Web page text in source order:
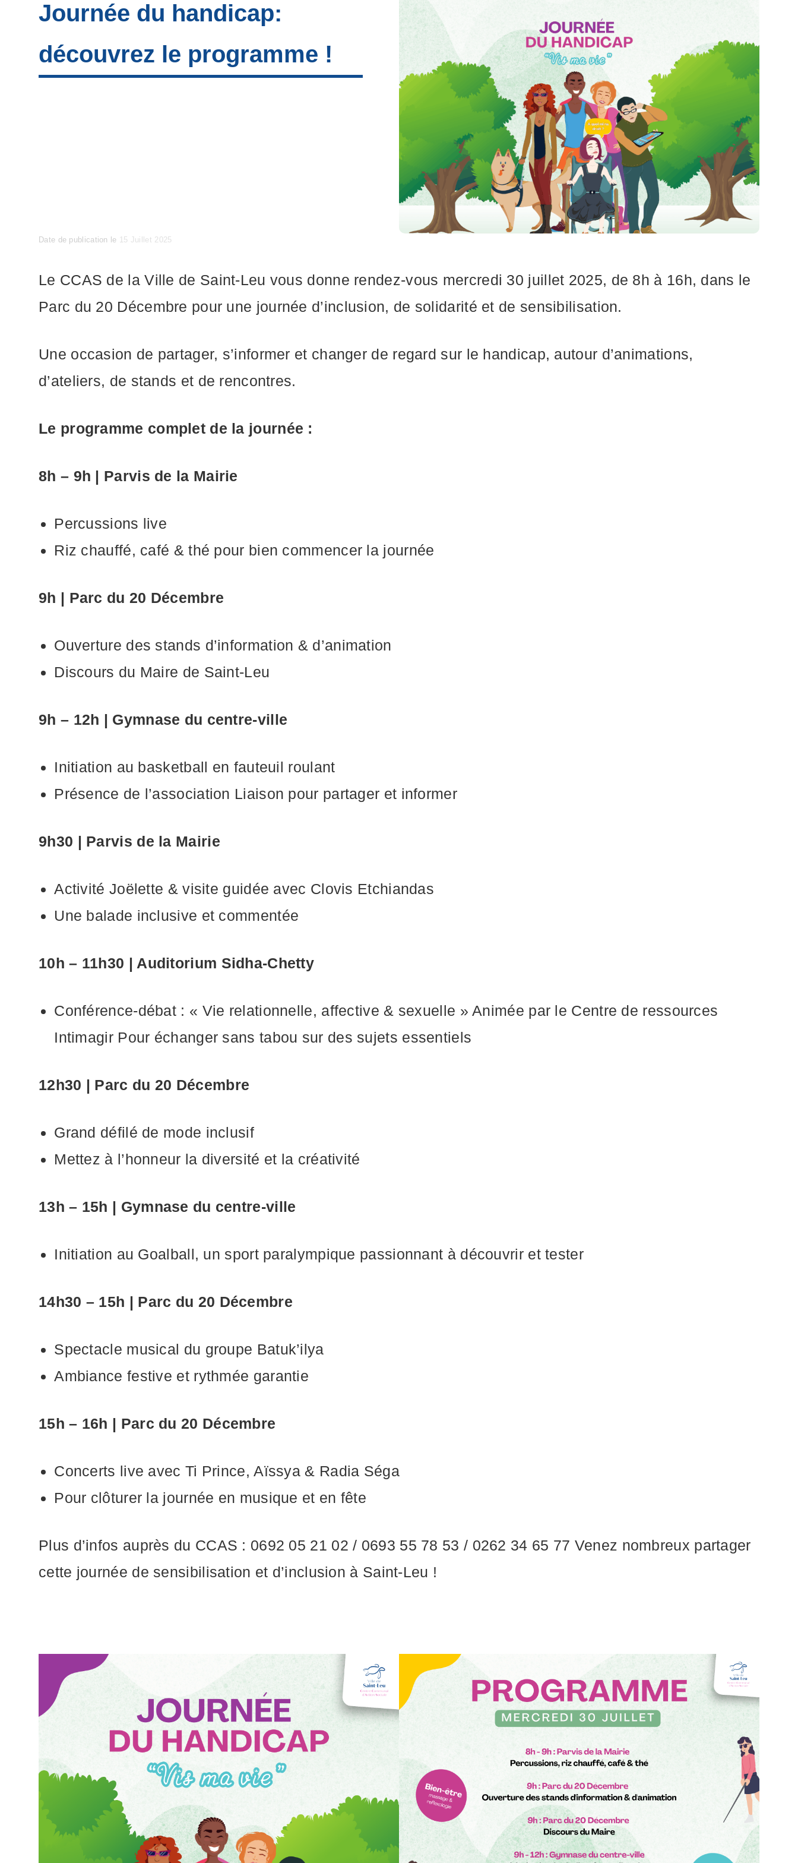
Journée du handicap:
découvrez le programme !
Date de publication le Posted
15 Juillet 2025
Le CCAS de la Ville de Saint-Leu vous donne rendez-vous mercredi 30 juillet 2025, de 8h à 16h, dans le
Parc du 20 Décembre pour une journée d’inclusion, de solidarité et de sensibilisation.
Une occasion de partager, s’informer et changer de regard sur le handicap, autour d’animations,
d’ateliers, de stands et de rencontres.
Le programme complet de la journée :
8h – 9h | Parvis de la Mairie
Percussions live
Riz chauffé, café & thé pour bien commencer la journée
9h | Parc du 20 Décembre
Ouverture des stands d’information & d’animation
Discours du Maire de Saint-Leu
9h – 12h | Gymnase du centre-ville
Initiation au basketball en fauteuil roulant
Présence de l’association Liaison pour partager et informer
9h30 | Parvis de la Mairie
Activité Joëlette & visite guidée avec Clovis Etchiandas
Une balade inclusive et commentée
10h – 11h30 | Auditorium Sidha-Chetty
Conférence-débat : « Vie relationnelle, affective & sexuelle » Animée par le Centre de ressources
Intimagir Pour échanger sans tabou sur des sujets essentiels
12h30 | Parc du 20 Décembre
Grand défilé de mode inclusif
Mettez à l’honneur la diversité et la créativité
13h – 15h | Gymnase du centre-ville
Initiation au Goalball, un sport paralympique passionnant à découvrir et tester
14h30 – 15h | Parc du 20 Décembre
Spectacle musical du groupe Batuk’ilya
Ambiance festive et rythmée garantie
15h – 16h | Parc du 20 Décembre
Concerts live avec Ti Prince, Aïssya & Radia Séga
Pour clôturer la journée en musique et en fête
Plus d’infos auprès du CCAS : 0692 05 21 02 / 0693 55 78 53 / 0262 34 65 77 Venez nombreux partager
cette journée de sensibilisation et d’inclusion à Saint-Leu !